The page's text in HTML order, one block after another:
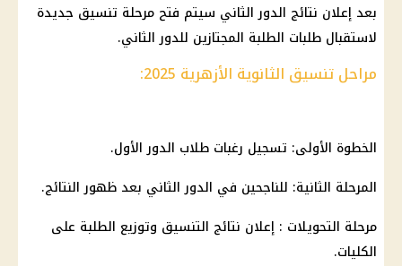
بعد إعلان نتائج الدور الثاني سيتم فتح مرحلة تنسيق جديدة
لاستقبال طلبات الطلبة المجتازين للدور الثاني.
مراحل تنسيق الثانوية الأزهرية 2025:
الخطوة الأولى: تسجيل رغبات طلاب الدور الأول.
المرحلة الثانية: للناجحين في الدور الثاني بعد ظهور النتائج.
مرحلة التحويلات : إعلان نتائج التنسيق وتوزيع الطلبة على
الكليات.